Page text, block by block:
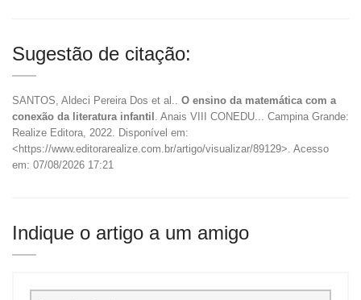
Sugestão de citação:
SANTOS, Aldeci Pereira Dos et al.. O ensino da matemática com a
conexão da literatura infantil . Anais VIII CONEDU... Campina Grande:
Realize Editora, 2022. Disponível em:
<https://www.editorarealize.com.br/artigo/visualizar/89129>. Acesso
em: 07/08/2026 17:21
Indique o artigo a um amigo